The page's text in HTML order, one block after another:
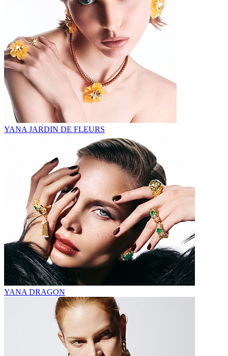
YANA JARDIN DE FLEURS
YANA DRAGON